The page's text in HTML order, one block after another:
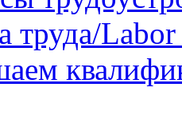
Labor